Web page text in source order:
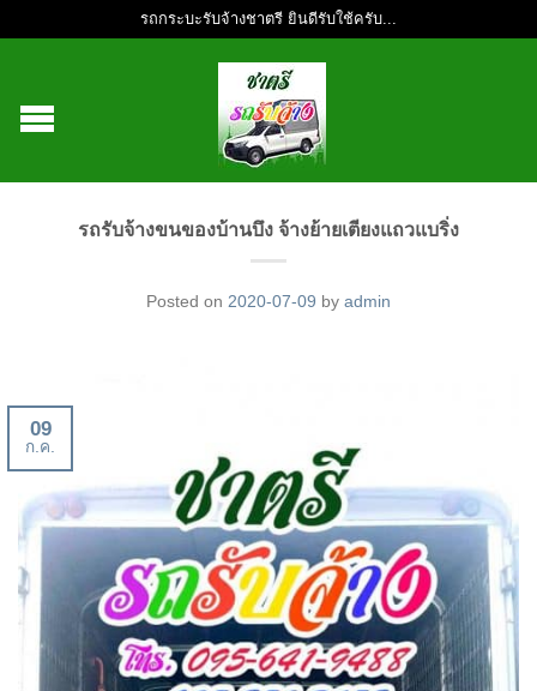
รถกระบะรับจ้างชาตรี ยินดีรับใช้ครับ...
รถรับจ้างขนของบ้านบึง จ้างย้ายเตียงแถวแบริ่ง
Posted on 2020-07-09 by admin
09
ก.ค.